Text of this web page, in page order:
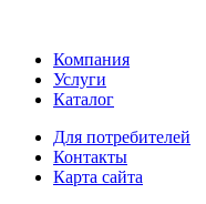
Компания
Услуги
Каталог
Для потребителей
Контакты
Карта сайта